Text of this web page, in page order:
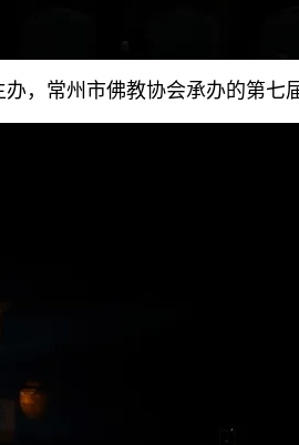
，常州市佛教协会承办的第七